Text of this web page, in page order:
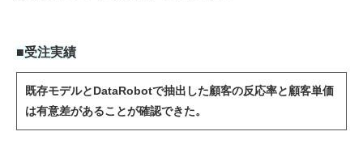
■受注実績
既存モデルとDataRobotで抽出した顧客の反応率と顧客単価
は有意差があることが確認できた。